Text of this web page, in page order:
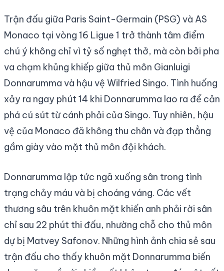
Trận đấu giữa Paris Saint-Germain (PSG) và AS
Monaco tại vòng 16 Ligue 1 trở thành tâm điểm
chú ý không chỉ vì tỷ số nghẹt thở, mà còn bởi pha
va chạm khủng khiếp giữa thủ môn Gianluigi
Donnarumma và hậu vệ Wilfried Singo. Tình huống
xảy ra ngay phút 14 khi Donnarumma lao ra để cản
phá cú sút từ cánh phải của Singo. Tuy nhiên, hậu
vệ của Monaco đã không thu chân và đạp thẳng
gầm giày vào mặt thủ môn đội khách.
Donnarumma lập tức ngã xuống sân trong tình
trạng chảy máu và bị choáng váng. Các vết
thương sâu trên khuôn mặt khiến anh phải rời sân
chỉ sau 22 phút thi đấu, nhường chỗ cho thủ môn
dự bị Matvey Safonov. Những hình ảnh chia sẻ sau
trận đấu cho thấy khuôn mặt Donnarumma biến